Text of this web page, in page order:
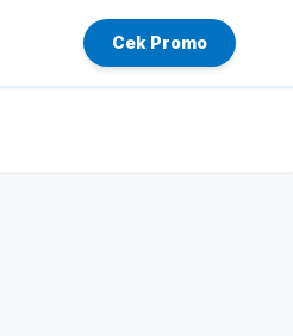
Cek Promo